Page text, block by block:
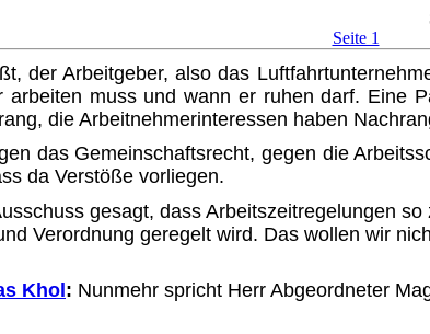
Seite 1
der Arbeitgeber, also das
arbeiten muss und wann er ruhen darf. Eine
die Arbeitnehmerinteressen haben
das Gemeinschaftsrecht, gegen die
da Verstöße vorliegen.
gesagt, dass Arbeitszeitregelungen
Verordnung geregelt wird. Das wollen wir
Khol : Nunmehr spricht Herr Abgeordneter